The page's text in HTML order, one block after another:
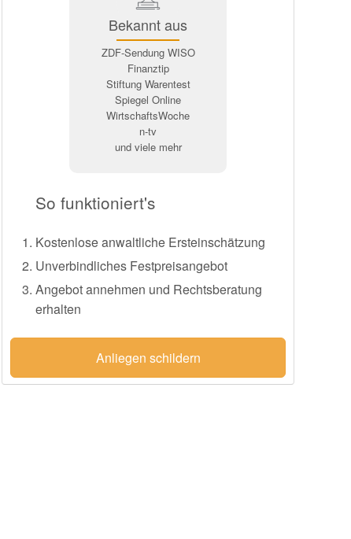
Bekannt aus
ZDF-Sendung WISO
Finanztip
Stiftung Warentest
Spiegel Online
WirtschaftsWoche
n-tv
und viele mehr
So funktioniert's
Kostenlose anwaltliche Ersteinschätzung
Unverbindliches Festpreisangebot
Angebot annehmen und Rechtsberatung
erhalten
Anliegen schildern